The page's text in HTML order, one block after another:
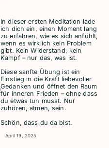
In dieser ersten Meditation lade
ich dich ein, einen Moment lang
zu erfahren, wie es sich anfühlt,
wenn es wirklich kein Problem
gibt. Kein Widerstand, kein
Kampf – nur das, was ist.
Diese sanfte Übung ist ein
Einstieg in die Kraft liebevoller
Gedanken und öffnet den Raum
für inneren Frieden – ohne dass
du etwas tun musst. Nur
zuhören, atmen, sein.
Schön, dass du da bist.
April 19, 2025